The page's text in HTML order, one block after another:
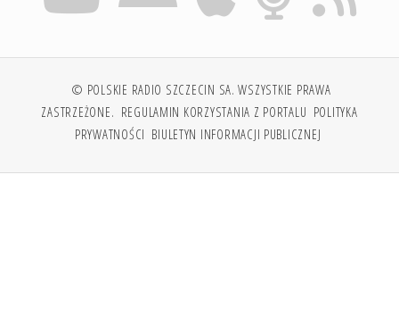
© POLSKIE RADIO SZCZECIN SA. WSZYSTKIE PRAWA
ZASTRZEŻONE. REGULAMIN KORZYSTANIA Z PORTALU POLITYKA
PRYWATNOŚCI BIULETYN INFORMACJI PUBLICZNEJ